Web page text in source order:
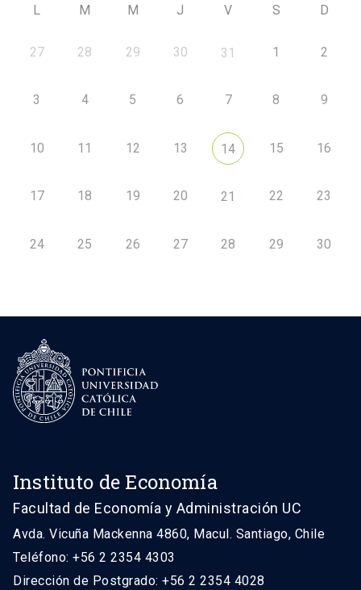
L M M J V S D
27 28 29 30 31 1 2
3 4 5 6 7 8 9
10 11 12 13 14 15 16
17 18 19 20 21 22 23
24 25 26 27 28 29 30
Instituto de Economía
Facultad de Economía y Administración UC
Avda. Vicuña Mackenna 4860, Macul. Santiago, Chile
Teléfono: +56 2 2354 4303
Dirección de Postgrado: +56 2 2354 4028